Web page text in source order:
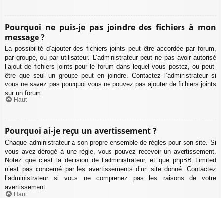
Pourquoi ne puis-je pas joindre des fichiers à mon
message ?
La possibilité d’ajouter des fichiers joints peut être accordée par forum,
par groupe, ou par utilisateur. L’administrateur peut ne pas avoir autorisé
l’ajout de fichiers joints pour le forum dans lequel vous postez, ou peut-
être que seul un groupe peut en joindre. Contactez l’administrateur si
vous ne savez pas pourquoi vous ne pouvez pas ajouter de fichiers joints
sur un forum.
Haut
Pourquoi ai-je reçu un avertissement ?
Chaque administrateur a son propre ensemble de règles pour son site. Si
vous avez dérogé à une règle, vous pouvez recevoir un avertissement.
Notez que c’est la décision de l’administrateur, et que phpBB Limited
n’est pas concerné par les avertissements d’un site donné. Contactez
l’administrateur si vous ne comprenez pas les raisons de votre
avertissement.
Haut